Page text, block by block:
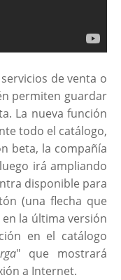
de venta o
permiten guardar
La nueva función
todo el catálogo,
beta, la compañía
irá ampliando
disponible para
(una flecha que
la última versión
en el catálogo
" que mostrará
a Internet.